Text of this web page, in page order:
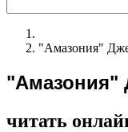
"Амазония"
"Амазония"
читать